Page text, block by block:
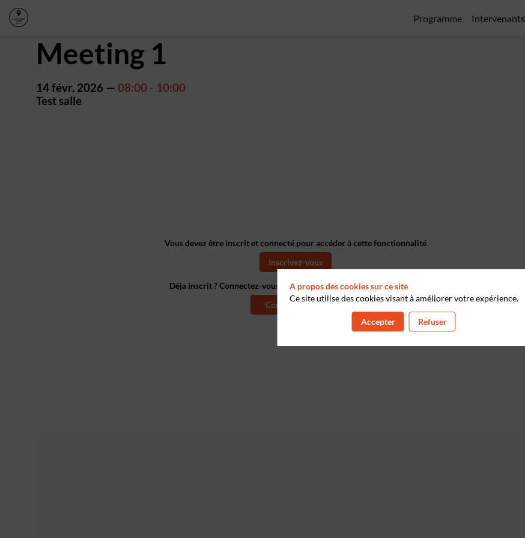
Programme Intervenants
Meeting 1
14 févr. 2026 — 08:00 - 10:00
Test salle
Vous devez être inscrit et connecté pour accéder à cette fonctionnalité
Inscrivez-vous
Déja inscrit ? Connectez-vous pour personnaliser votre experience !
Connectez-vous
A propos des cookies sur ce site
Ce site utilise des cookies visant à améliorer votre expérience.
Accepter Refuser